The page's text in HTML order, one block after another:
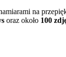
na
oraz około 100